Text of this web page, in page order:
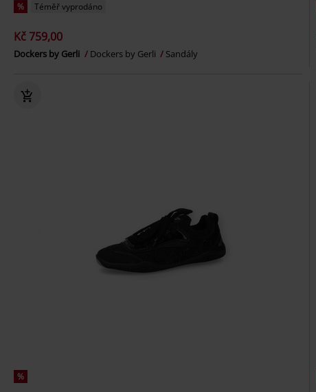
% Téměř vyprodáno
Kč 759,00
Dockers by Gerli Dockers by Gerli Sandály
%